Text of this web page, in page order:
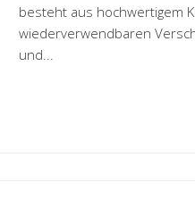
besteht aus hochwertigem
wiederverwendbaren
und...